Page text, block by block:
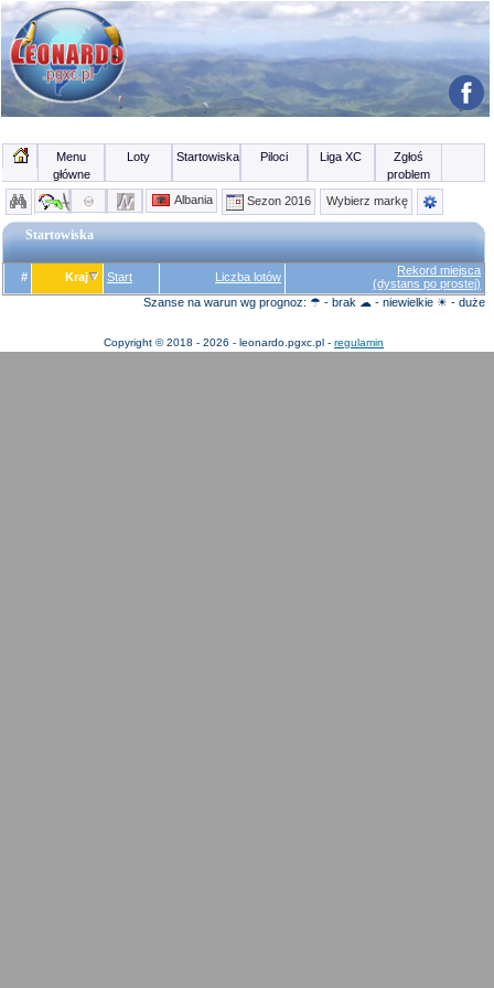
Menu
główne
Loty Startowiska Piloci Liga XC
Zgłoś
problem
Albania
Sezon 2016 Wybierz markę
Startowiska
# Kraj Start Liczba lotów
Rekord miejsca
(dystans po prostej)
Szanse na warun wg prognoz: ☂ - brak ☁ - niewielkie ☀ - duże
Copyright © 2018 - 2026 - leonardo.pgxc.pl - regulamin